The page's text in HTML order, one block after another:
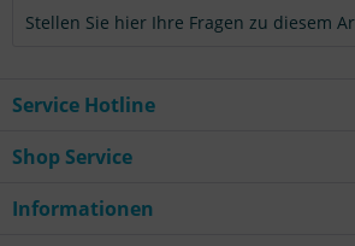
Stellen Sie hier Ihre Fragen zu diesem
Service Hotline
Shop Service
Informationen